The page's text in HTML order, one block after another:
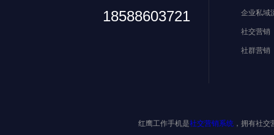
18588603721 企业私域
社交营销
社群营销
红鹰工作手机是社交营销系统 ，拥有社